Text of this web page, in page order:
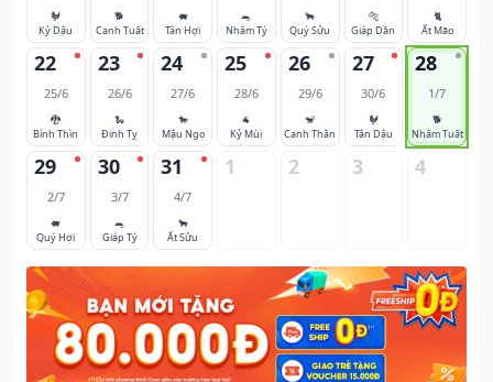
🐓
Kỷ Dậu
🐕
Canh Tuất
🐖
Tân Hợi
🐀
Nhâm Tý
🐂
Quý Sửu
🐅
Giáp Dần
🐈
Ất Mão
22
25/6
🐉
Bính Thìn
23
26/6
🐍
Đinh Tỵ
24
27/6
🐎
Mậu Ngọ
25
28/6
🐐
Kỷ Mùi
26
29/6
🐒
Canh Thân
27
30/6
🐓
Tân Dậu
28
1/7
🐕
Nhâm Tuất
29
2/7
🐖
Quý Hợi
30
3/7
🐀
Giáp Tý
31
4/7
🐂
Ất Sửu
1 2 3 4